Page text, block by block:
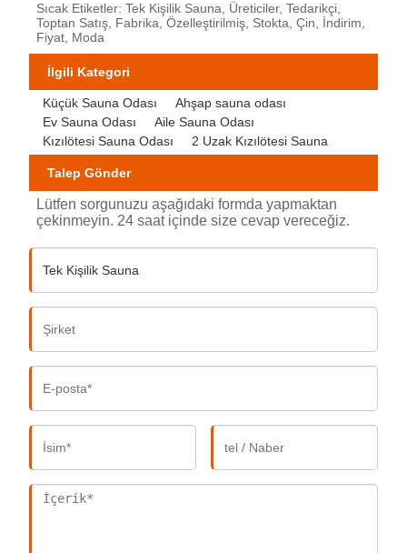
Sıcak Etiketler: Tek Kişilik Sauna, Üreticiler, Tedarikçi,
Toptan Satış, Fabrika, Özelleştirilmiş, Stokta, Çin, İndirim,
Fiyat, Moda
İlgili Kategori
Küçük Sauna Odası
Ahşap sauna odası
Ev Sauna Odası
Aile Sauna Odası
Kızılötesi Sauna Odası
2 Uzak Kızılötesi Sauna
Talep Gönder
Lütfen sorgunuzu aşağıdaki formda yapmaktan
çekinmeyin. 24 saat içinde size cevap vereceğiz.